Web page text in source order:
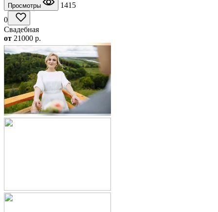
Просмотры
1415
0
Свадебная
от 21000 p.